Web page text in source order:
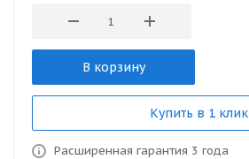
В корзину
Купить в 1 клик
Расширенная гарантия 3 года